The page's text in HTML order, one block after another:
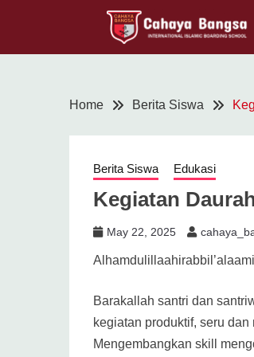
Home Berita Siswa
Berita Siswa Edukasi
Kegiatan
May 22, 2025
Barakallah santri dan
kegiatan produktif, seru
Mengembangkan skill